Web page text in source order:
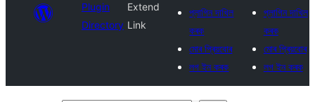
Plugin
Directory
Extend
Link
প্লাগিন দাখিল
কৰক
মোৰ প্ৰিয়বোৰ
লগ ইন কৰক
প্লাগিন দাখিল
কৰক
মোৰ প্ৰিয়বোৰ
লগ ইন কৰক